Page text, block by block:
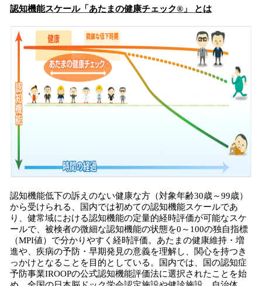
認知機能スケール「あたまの健康チェック®」 とは
認知機能低下の訴えのない健康な方（対象年齢30歳～99歳）
から受けられる、国内では初めての認知機能スケールであ
り、健常域における認知機能の定量的経時評価が可能なスケ
ールで、被検者の微細な認知機能の状態を0～100の独自指標
（MPI値）で分かりやすく経時評価。あたまの健康維持・増
進や、疾病の予防・早期発見の意義を理解し、関心を持つき
っかけとなることを目的としている。国内では、国の認知症
予防事業IROOPの公式認知機能評価法に選択されたことを始